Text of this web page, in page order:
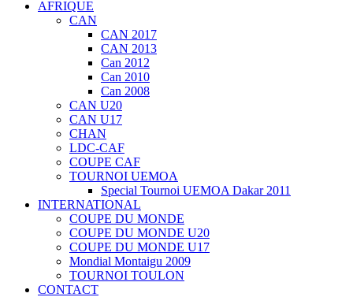
AFRIQUE
CAN
CAN 2017
CAN 2013
Can 2012
Can 2010
Can 2008
CAN U20
CAN U17
CHAN
LDC-CAF
COUPE CAF
TOURNOI UEMOA
Special Tournoi UEMOA Dakar 2011
INTERNATIONAL
COUPE DU MONDE
COUPE DU MONDE U20
COUPE DU MONDE U17
Mondial Montaigu 2009
TOURNOI TOULON
CONTACT